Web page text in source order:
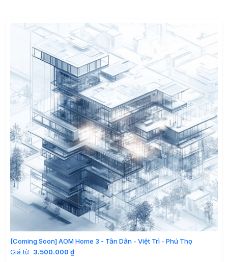
[Coming Soon] AOM Home 3 - Tân Dân - Việt Trì - Phú Thọ
Giá từ 3.500.000 ₫